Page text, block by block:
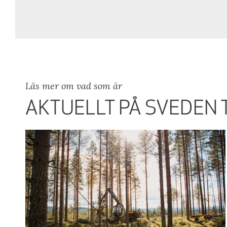
Läs mer om vad som är
AKTUELLT PÅ SVEDEN